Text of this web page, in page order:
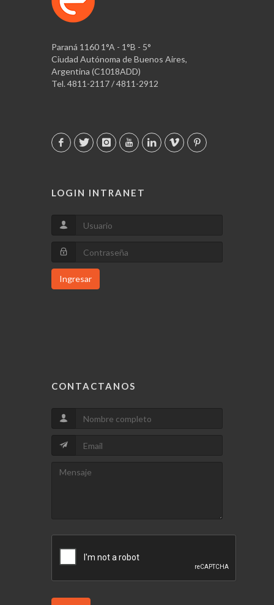
Paraná 1160 1°A - 1°B - 5°
Ciudad Autónoma de Buenos Aires,
Argentina (C1018ADD)
Tel. 4811-2117 / 4811-2912
LOGIN INTRANET
Ingresar
CONTACTANOS